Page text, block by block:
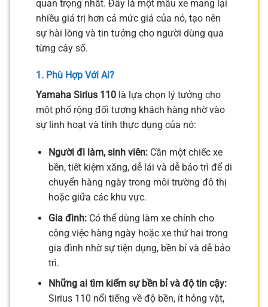
quan trọng nhất. Đây là một mẫu xe mang lại
nhiều giá trị hơn cả mức giá của nó, tạo nên
sự hài lòng và tin tưởng cho người dùng qua
từng cây số.
1. Phù Hợp Với Ai?
Yamaha Sirius 110 là lựa chọn lý tưởng cho
một phổ rộng đối tượng khách hàng nhờ vào
sự linh hoạt và tính thực dụng của nó:
Người đi làm, sinh viên:Cần một chiếc xe
bền, tiết kiệm xăng, dễ lái và dễ bảo trì để di
chuyển hàng ngày trong môi trường đô thị
hoặc giữa các khu vực.
Gia đình:Có thể dùng làm xe chính cho
công việc hàng ngày hoặc xe thứ hai trong
gia đình nhờ sự tiện dụng, bền bỉ và dễ bảo
trì.
Những ai tìm kiếm sự bền bỉ và độ tin cậy:
Sirius 110 nổi tiếng về độ bền, ít hỏng vặt,